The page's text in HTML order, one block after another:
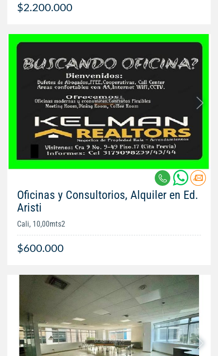
$2.200.000
Oficinas y Consultorios, Alquiler en Ed.
Aristi
Cali, 10,00mts2
$600.000